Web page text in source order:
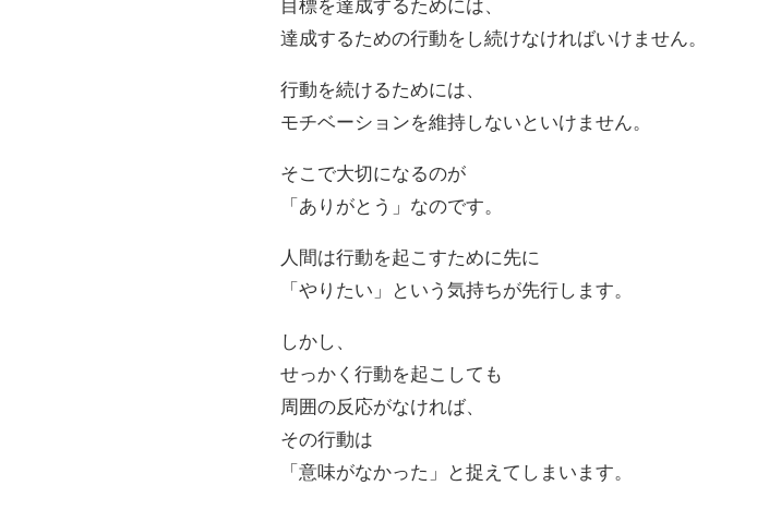
目標を達成するためには、
達成するための行動をし続けなければいけません。
行動を続けるためには、
モチベーションを維持しないといけません。
そこで大切になるのが
「ありがとう」なのです。
人間は行動を起こすために先に
「やりたい」という気持ちが先行します。
しかし、
せっかく行動を起こしても
周囲の反応がなければ、
その行動は
「意味がなかった」と捉えてしまいます。